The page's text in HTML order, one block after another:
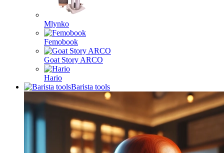
Mlynko
Femobook
Goat Story ARCO
Hario
Barista tools